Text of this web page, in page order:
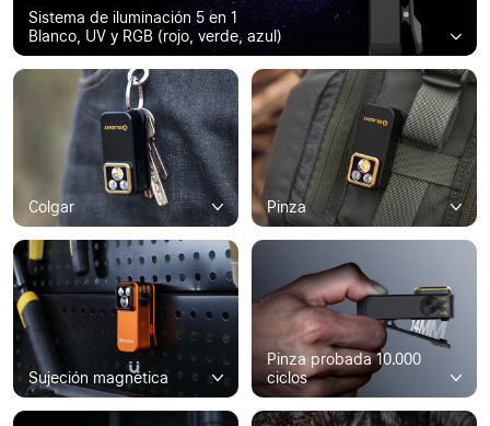
Sistema de iluminación 5 en 1
Blanco, UV y RGB (rojo, verde, azul)
Colgar Pinza
Sujeción magnética
Pinza probada 10.000
ciclos